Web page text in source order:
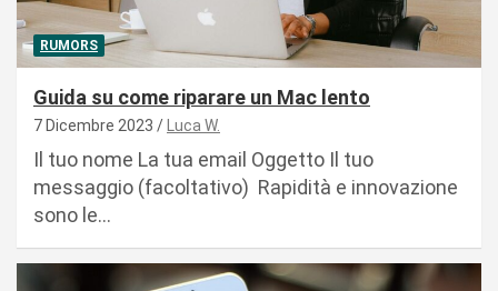
RUMORS
Guida su come riparare un Mac lento
7 Dicembre 2023 Luca W.
Il tuo nome La tua email Oggetto Il tuo
messaggio (facoltativo) Rapidità e innovazione
sono le…